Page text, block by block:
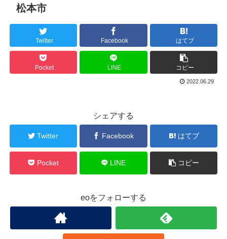
松本市
Twitter Facebook はてブ
Pocket LINE コピー
2022.06.29
シェアする
Twitter Facebook はてブ
Pocket LINE コピー
eoをフォローする